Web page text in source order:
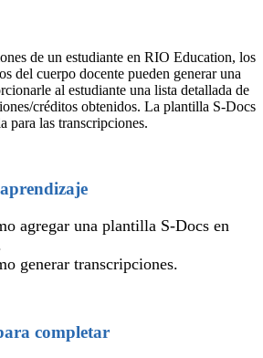
de un estudiante en RIO Education, los
del cuerpo docente pueden generar una
al estudiante una lista detallada de
créditos obtenidos. La plantilla S-Docs
para las transcripciones.
agregar una plantilla S-Docs en
generar transcripciones.
completar